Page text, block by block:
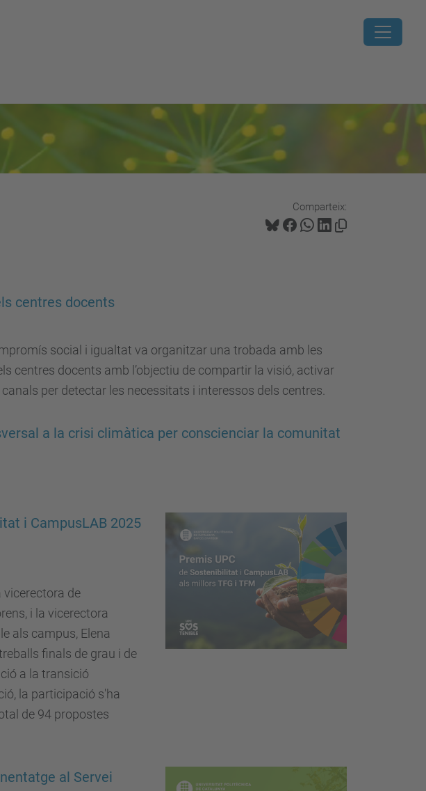
Comparteix:
centres docents
social i igualtat va organitzar una trobada amb les
centres docents amb l’objectiu de compartir la visió, activar
per detectar les necessitats i interessos dels centres.
a la crisi climàtica per conscienciar la comunitat
i CampusLAB 2025
vicerectora de
i la vicerectora
als campus, Elena
finals de grau i de
a la transició
la participació s'ha
de 94 propostes
al Servei